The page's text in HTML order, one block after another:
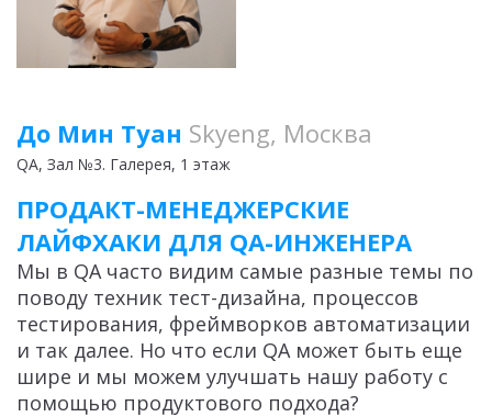
До Мин Туан Skyeng, Москва
QA, Зал №3. Галерея, 1 этаж
ПРОДАКТ-МЕНЕДЖЕРСКИЕ
ЛАЙФХАКИ ДЛЯ QA-ИНЖЕНЕРА
Мы в QA часто видим самые разные темы по
поводу техник тест-дизайна, процессов
тестирования, фреймворков автоматизации
и так далее. Но что если QA может быть еще
шире и мы можем улучшать нашу работу с
помощью продуктового подхода?